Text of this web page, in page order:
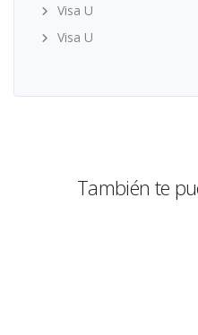
Visa U
Visa U
También te